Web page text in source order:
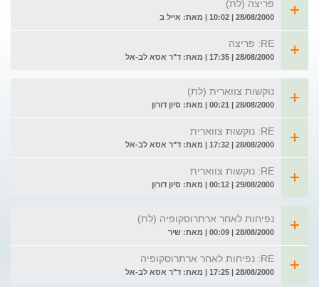
פריצה (לת)
28/08/2000 | 10:02 | מאת: אייל ב
RE: פריצה
28/08/2000 | 17:35 | מאת: ד"ר אסא לב-אל
נוקשות צווארית (לת)
28/08/2000 | 00:21 | מאת: סיון דורון
RE: נוקשות צווארית
28/08/2000 | 17:32 | מאת: ד"ר אסא לב-אל
RE: נוקשות צווארית
29/08/2000 | 00:12 | מאת: סיון דורון
נפיחות לאחר ארתרוסקופיה (לת)
28/08/2000 | 00:09 | מאת: שיר
RE: נפיחות לאחר ארתרוסקופיה
28/08/2000 | 17:25 | מאת: ד"ר אסא לב-אל